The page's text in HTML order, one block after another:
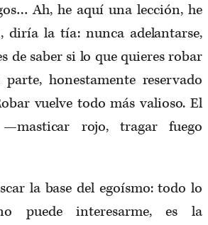
Ah, he aquí una lección, he
diría la tía: nunca adelantarse,
de saber si lo que quieres robar
honestamente reservado
vuelve todo más valioso. El
rojo, tragar fuego
la base del egoísmo: todo lo
puede interesarme, es la